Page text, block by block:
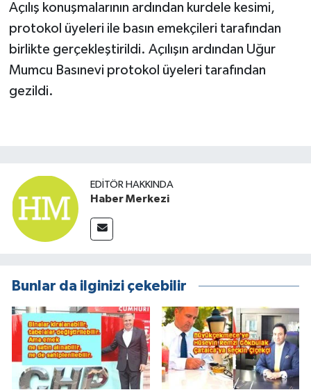
Açılış konuşmalarının ardından kurdele kesimi,
protokol üyeleri ile basın emekçileri tarafından
birlikte gerçekleştirildi. Açılışın ardından Uğur
Mumcu Basınevi protokol üyeleri tarafından
gezildi.
EDITÖR HAKKINDA
Haber Merkezi
Bunlar da ilginizi çekebilir